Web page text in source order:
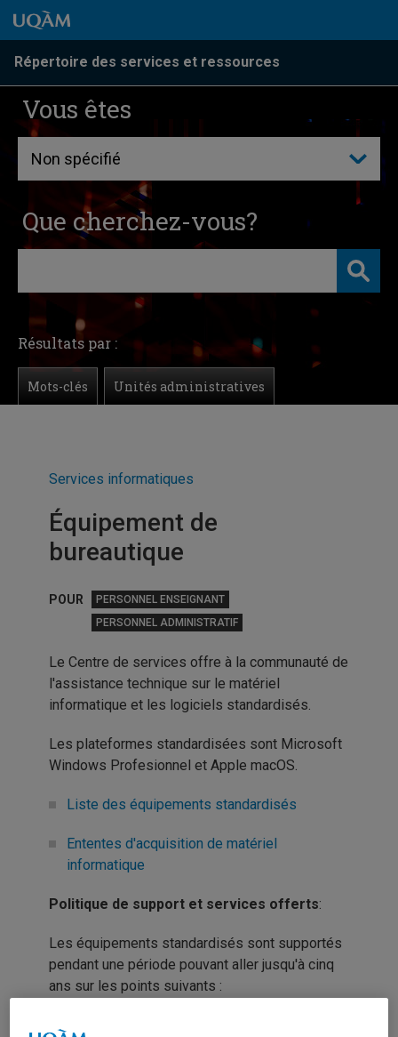
Passer au contenu
Accéder au menu principal
Accéder à la recherche
Passer au contenu
Accéder au menu principal
Répertoire des services et ressources
Vous êtes
Que cherchez-vous?
Résultats par :
Mots-clés Unités administratives
Services informatiques
Équipement de
bureautique
POUR
PERSONNEL ENSEIGNANT
PERSONNEL ADMINISTRATIF
Le Centre de services offre à la communauté de
l'assistance technique sur le matériel
informatique et les logiciels standardisés.
Les plateformes standardisées sont Microsoft
Windows Profesionnel et Apple macOS.
Liste des équipements standardisés
Ententes d'acquisition de matériel
informatique
Politique de support et services offerts:
Les équipements standardisés sont supportés
pendant une période pouvant aller jusqu'à cinq
ans sur les points suivants :